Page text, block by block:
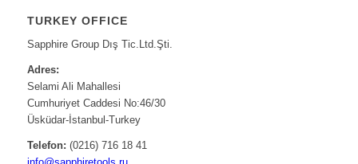
TURKEY OFFICE
Sapphire Group Dış Tic.Ltd.Şti.
Adres:
Selami Ali Mahallesi
Cumhuriyet Caddesi No:46/30
Üsküdar-İstanbul-Turkey
Telefon: (0216) 716 18 41